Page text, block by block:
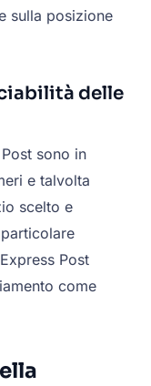
sulla posizione
delle
sono in
e talvolta
scelto e
Post
come